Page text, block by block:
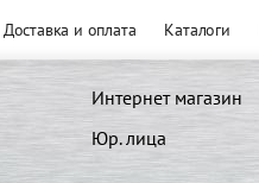
Доставка и оплата Каталоги
Интернет магазин
Юр. лица